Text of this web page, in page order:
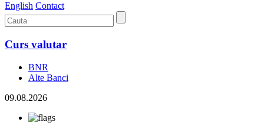
English Contact
Curs valutar
BNR
Alte Banci
09.08.2026